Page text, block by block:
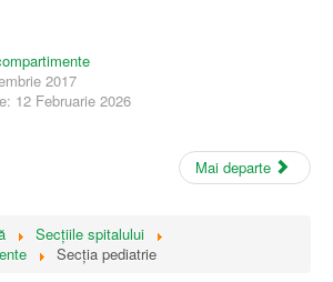
2017
12 Februarie 2026
Mai departe
Secțiile spitalului
Secția pediatrie